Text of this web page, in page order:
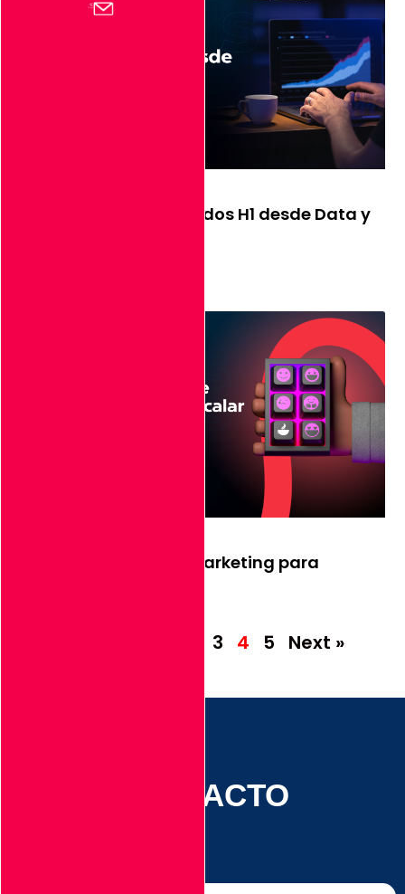
Evaluación de resultados H1 desde Data y
Automatización de marketing para
3 4 5 Next »
CONTACTO